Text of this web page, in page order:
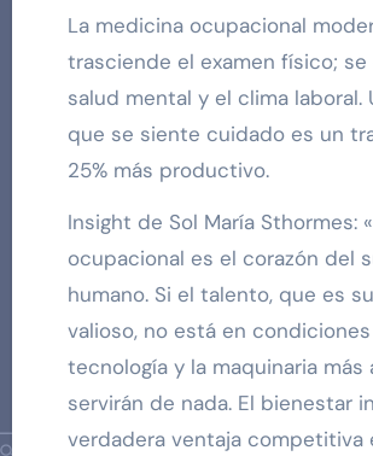
La medicina ocupacional
trasciende el examen físico;
salud mental y el clima laboral.
que se siente cuidado es un
25% más productivo.
Insight de Sol María Sthormes:
ocupacional es el corazón del
humano. Si el talento, que es
valioso, no está en
tecnología y la maquinaria más
servirán de nada. El bienestar
verdadera ventaja competitiva